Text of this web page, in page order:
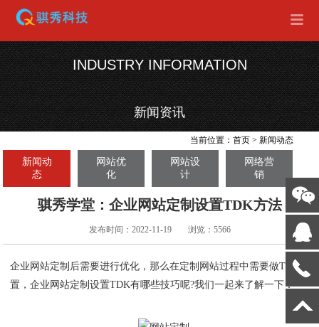
INDUSTRY INFORMATION
新闻资讯
当前位置：首页 >新闻动态
新闻动
态
网站优
化
网站设
计
网络营
销
骐秀学堂：企业网站定制设置TDK方法
发布时间：2022-11-19 浏览：5566
企业网站定制后需要进行优化，那么在定制网站过程中需要做TDK设
置，企业网站定制设置TDK有哪些技巧呢?我们一起来了解一下：